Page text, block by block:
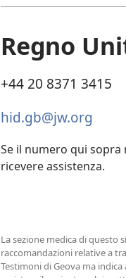
Regno
+44 20 8371 3415
hid.gb@jw.org
Se il numero qui
ricevere assistenza.
La sezione medica di questo
raccomandazioni relative a
Testimoni di Geova ma